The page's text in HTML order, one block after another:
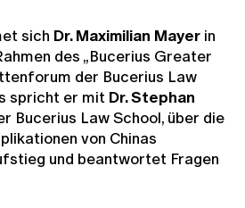
sich Dr. Maximilian Mayer in
des „Bucerius Greater
der Bucerius Law
spricht er mit Dr. Stephan
Bucerius Law School, über die
von Chinas
und beantwortet Fragen